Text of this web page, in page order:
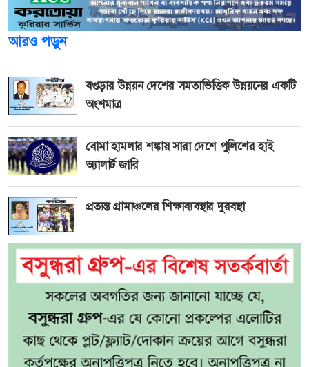
আরও পড়ুন
বগুড়ার উন্নয়ন দেশের সমতাভিত্তিক উন্নয়নের একটি
অংশমাত্র
বোমা হামলার শঙ্কায় সারা দেশে পুলিশের হাই
অ্যালার্ট জারি
প্রত্যন্ত গ্রামাঞ্চলের শিক্ষাব্যবস্থার দুরবস্থা